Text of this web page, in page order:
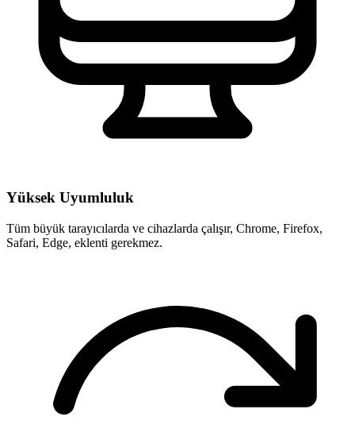
Yüksek Uyumluluk
Tüm büyük tarayıcılarda ve cihazlarda çalışır, Chrome, Firefox,
Safari, Edge, eklenti gerekmez.